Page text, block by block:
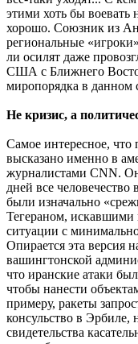
этими хоть бы воевать
хорошо. Союзник из
региональные
ли осилят даже
США с Ближнего
миропорядка в данном
Не кризис, а
Самое интересное,
высказано именно в
журналистами CNN.
дней все
были изначально
Тегераном, искавшими
ситуации с
Опирается эта версия
вашингтонской
что иранские атаки
чтобы нанести
примеру, ракеты
консульство в Эрбиле,
свидетельства